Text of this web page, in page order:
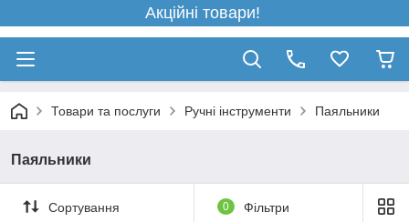
Акційні товари!
Товари та послуги Ручні інструменти Паяльники
Паяльники
Сортування 0 Фільтри